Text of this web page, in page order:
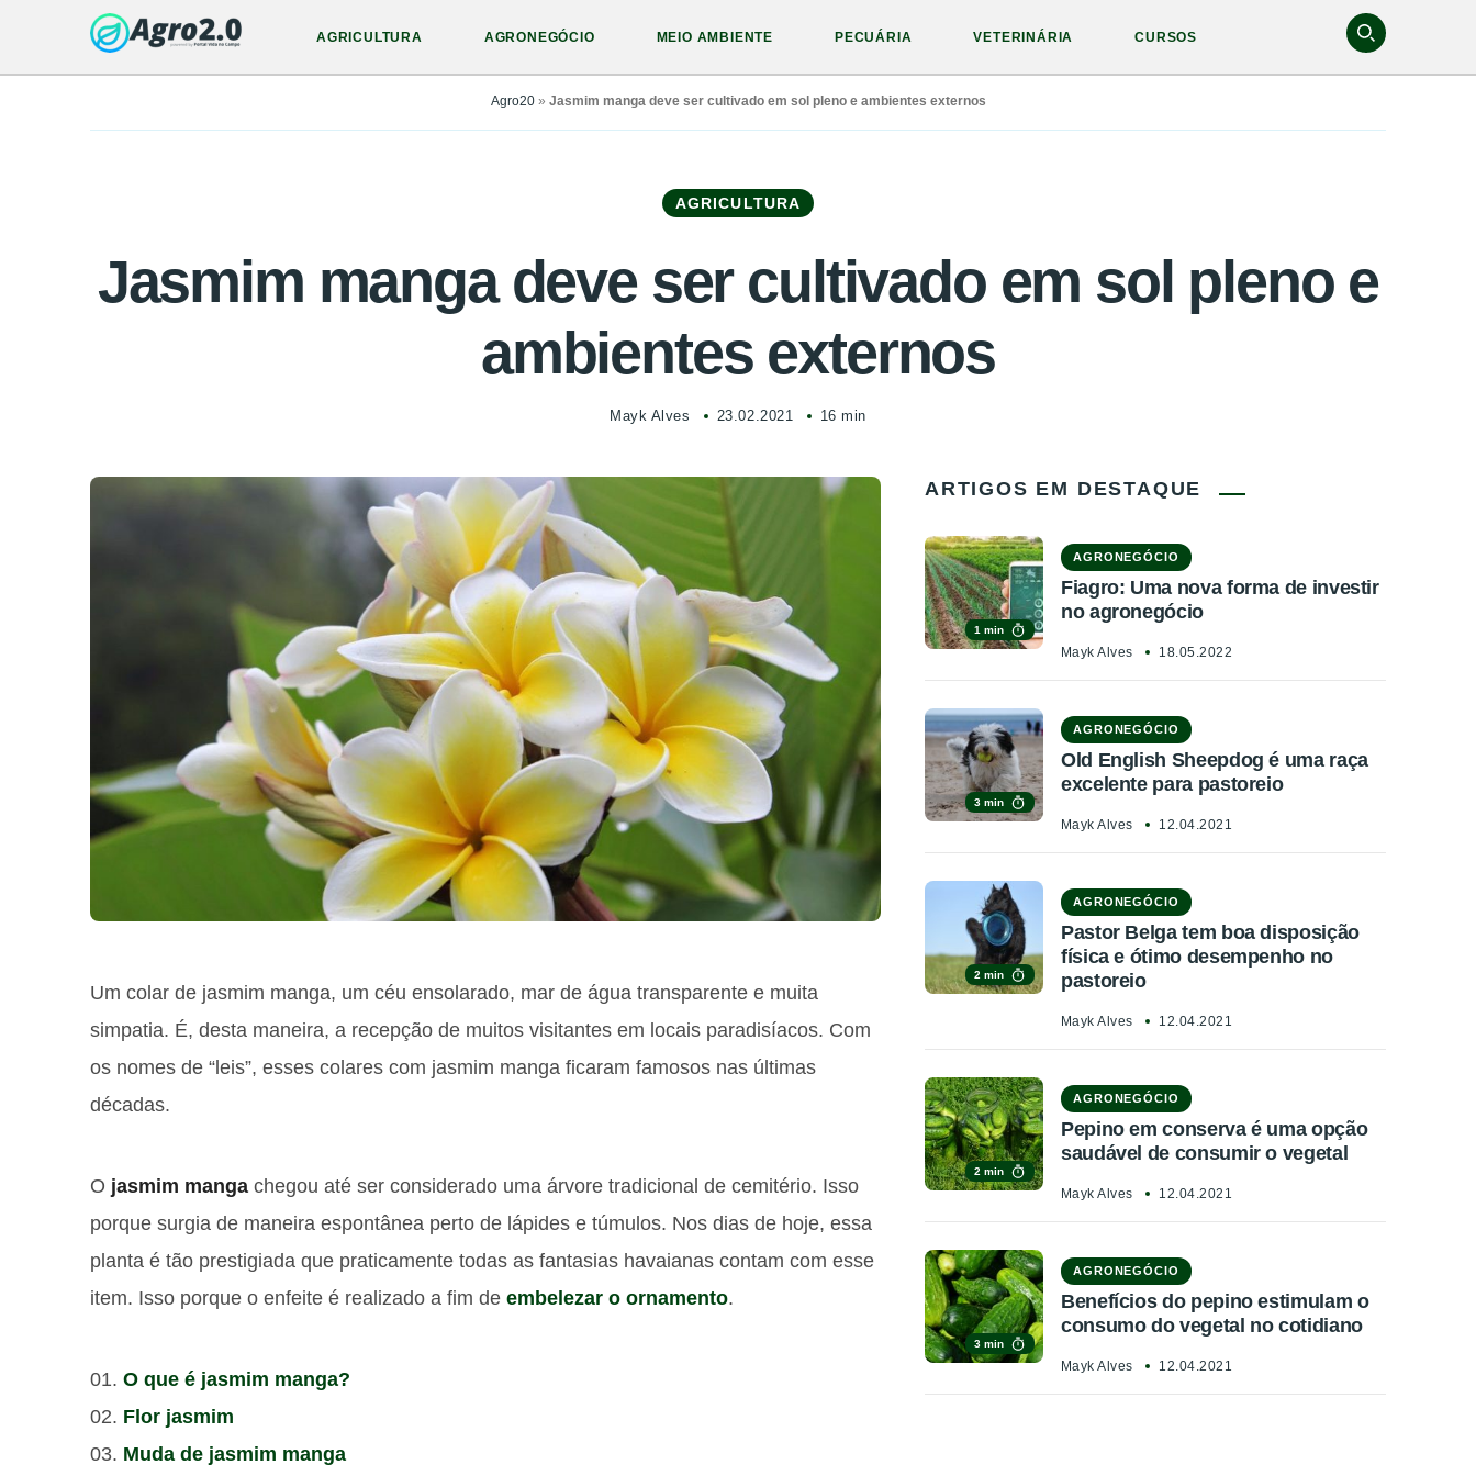
AGRICULTURA AGRONEGÓCIO MEIO AMBIENTE PECUÁRIA VETERINÁRIA CURSOS
Agro20» Jasmim manga deve ser cultivado em sol pleno e ambientes externos
AGRICULTURA
Jasmim manga deve ser cultivado em sol pleno e
ambientes externos
Mayk Alves 23.02.2021 16 min
Um colar de jasmim manga, um céu ensolarado, mar de água transparente e muita
simpatia. É, desta maneira, a recepção de muitos visitantes em locais paradisíacos. Com
os nomes de “leis”, esses colares com jasmim manga ficaram famosos nas últimas
décadas.
O jasmim manga chegou até ser considerado uma árvore tradicional de cemitério. Isso
porque surgia de maneira espontânea perto de lápides e túmulos. Nos dias de hoje, essa
planta é tão prestigiada que praticamente todas as fantasias havaianas contam com esse
item. Isso porque o enfeite é realizado a fim de embelezar o ornamento.
O que é jasmim manga?
Flor jasmim
Muda de jasmim manga
ARTIGOS EM DESTAQUE
1 min
AGRONEGÓCIO
Fiagro: Uma nova forma de investir
no agronegócio
Mayk Alves 18.05.2022
3 min
AGRONEGÓCIO
Old English Sheepdog é uma raça
excelente para pastoreio
Mayk Alves 12.04.2021
2 min
AGRONEGÓCIO
Pastor Belga tem boa disposição
física e ótimo desempenho no
pastoreio
Mayk Alves 12.04.2021
2 min
AGRONEGÓCIO
Pepino em conserva é uma opção
saudável de consumir o vegetal
Mayk Alves 12.04.2021
3 min
AGRONEGÓCIO
Benefícios do pepino estimulam o
consumo do vegetal no cotidiano
Mayk Alves 12.04.2021